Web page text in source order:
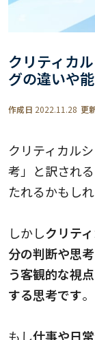
クリティカ
グの違いや
作成日 2022.11.28 更
クリティカル
考」と訳され
たれるかもし
しかしクリテ
分の判断や思
う客観的な視
する思考です。
もし仕事や日